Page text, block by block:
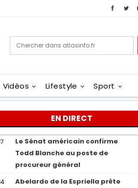
Vidéos Lifestyle Sport
EN DIRECT
Le Sénat américain confirme
Todd Blanche au poste de
procureur général
Abelardo de la Espriella prête